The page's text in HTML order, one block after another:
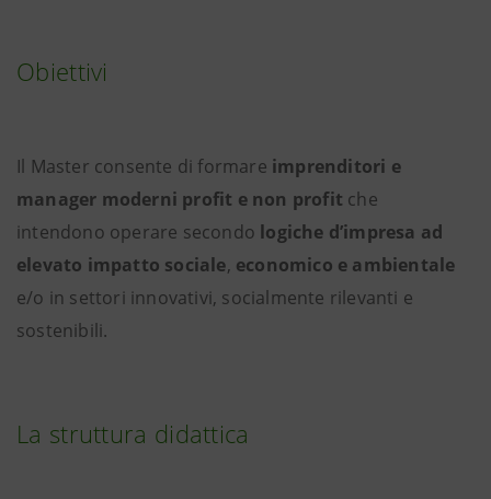
Obiettivi
Il Master consente di formare imprenditori e
manager moderni profit e non profit che
intendono operare secondo logiche d’impresa ad
elevato impatto sociale, economico e ambientale
e/o in settori innovativi, socialmente rilevanti e
sostenibili.
La struttura didattica